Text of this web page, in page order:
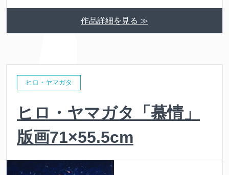
作品詳細を見る ≫
ヒロ・ヤマガタ
ヒロ・ヤマガタ「慕情」
版画71×55.5cm